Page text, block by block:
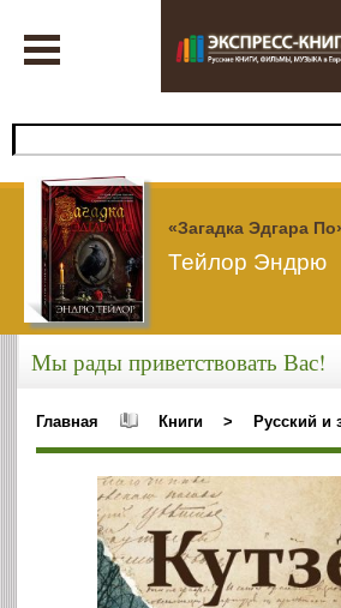
«Загадка Эдгара
Тейлор Эндрю
Мы рады приветствовать Вас!
Главная Книги > Русский и